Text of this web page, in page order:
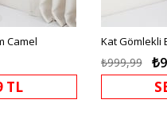
Camel
TL
Kat Gömlekli
₺999,99